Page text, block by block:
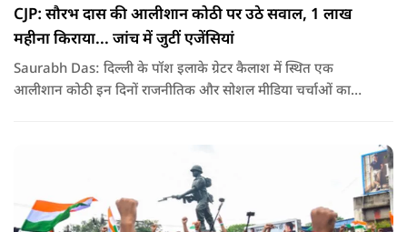
CJP: सौरभ दास की आलीशान कोठी पर उठे सवाल, 1 लाख
महीना किराया... जांच में जुटीं एजेंसियां
Saurabh Das: दिल्ली के पॉश इलाके ग्रेटर कैलाश में स्थित एक
आलीशान कोठी इन दिनों राजनीतिक और सोशल मीडिया चर्चाओं का